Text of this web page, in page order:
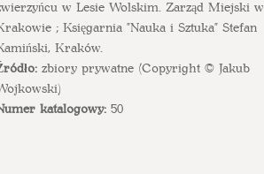
w Lesie Wolskim. Zarząd Miejski w
; Księgarnia "Nauka i Sztuka" Stefan
Kraków.
zbiory prywatne (Copyright © Jakub
katalogowy:50